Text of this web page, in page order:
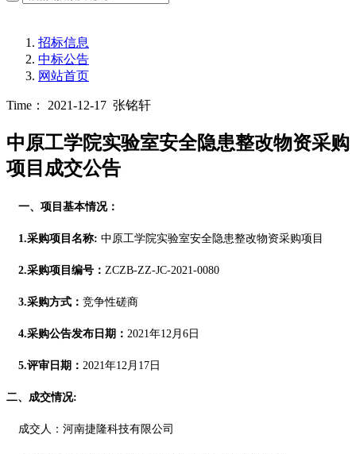
招标信息
中标公告
网站首页
Time： 2021-12-17 张铭轩
中原工学院实验室安全隐患整改物资采购
项目成交公告
一、项目基本情况：
1.采购项目名称: 中原工学院实验室安全隐患整改物资采购项目
2.采购项目编号： ZCZB-ZZ-JC-2021-0080
3.采购方式： 竞争性磋商
4.采购公告发布日期： 2021年12月 6 日
5.评审日期： 2021年12月 17 日
二、成交情况:
成交人 ：河南捷隆科技有限公司